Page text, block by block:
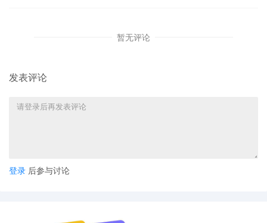
暂无评论
发表评论
登录 后参与讨论